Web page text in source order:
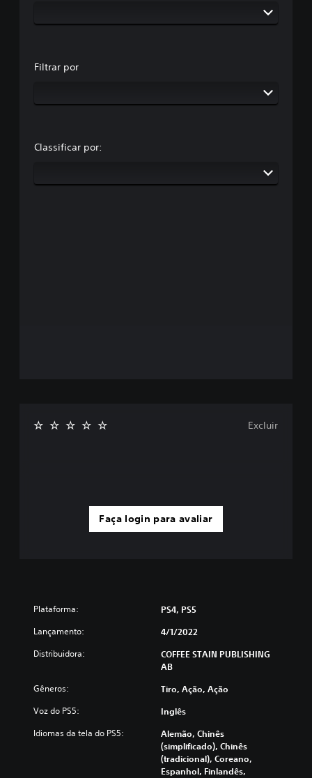
Filtrar por
Classificar por:
Faça login para avaliar
Excluir
Plataforma: PS4, PS5
Lançamento: 4/1/2022
Distribuidora:
COFFEE STAIN PUBLISHING
AB
Gêneros: Tiro, Ação, Ação
Voz do PS5: Inglês
Idiomas da tela do PS5:
Alemão, Chinês
(simplificado), Chinês
(tradicional), Coreano,
Espanhol, Finlandês,